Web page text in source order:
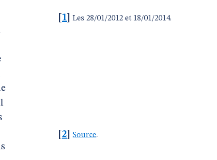
1 Les 28/01/2012 et 18/01/2014.
2 Source.